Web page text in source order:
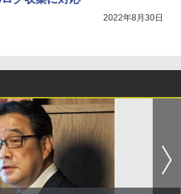
2022年8月30日